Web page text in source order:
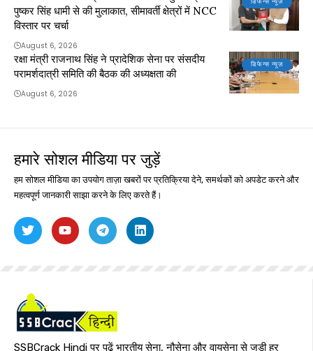
डिफेन्स न्यूज़
पुष्कर सिंह धामी से की मुलाकात, सीमावर्ती क्षेत्रों में NCC
विस्तार पर चर्चा
August 6, 2026
डिफेन्स न्यूज़
रक्षा मंत्री राजनाथ सिंह ने प्रादेशिक सेना पर संसदीय
परामर्शदात्री समिति की बैठक की अध्यक्षता की
August 6, 2026
हमारे सोशल मीडिया पर जुड़ें
हम सोशल मीडिया का उपयोग ताज़ा खबरों पर प्रतिक्रिया देने, समर्थकों को अपडेट करने और
महत्वपूर्ण जानकारी साझा करने के लिए करते हैं।
SSBCrack Hindi पर पढ़ें भारतीय सेना, नौसेना और वायुसेना से जुड़ी हर